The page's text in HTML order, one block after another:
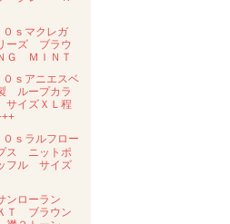
０ｓマクレガ
ーズ ブラウ
Ｇ ＭＩＮＴ
０ｓアニエスベ
ループカラ
イズＸＬ程
０ｓラルフロー
ス ニットポ
フル サイズ
ンローラン
Ｔ ブラウン